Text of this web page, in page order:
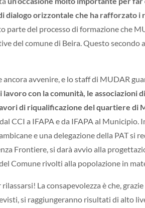
dialogo orizzontale che ha rafforzato i
parte del processo di formazione che
del comune di Beira. Questo
avvenire, e lo staff di MUDAR
lavoro con la comunità, le associazioni
di riqualificazione del quartiere di
CCI a IFAPA e da IFAPA al Municipio.
e una delegazione della PAT si
Frontiere, si darà avvio alla
Comune rivolti alla popolazione in
La consapevolezza è che,
si raggiungeranno risultati di alto